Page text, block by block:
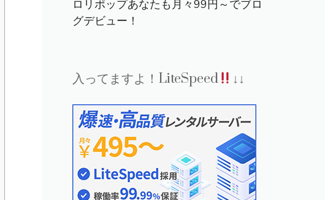
ロリポップあなたも月々99円～でブロ
グデビュー！
入ってますよ！LiteSpeed ↓↓